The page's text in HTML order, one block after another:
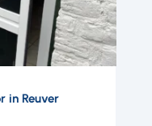
in Reuver